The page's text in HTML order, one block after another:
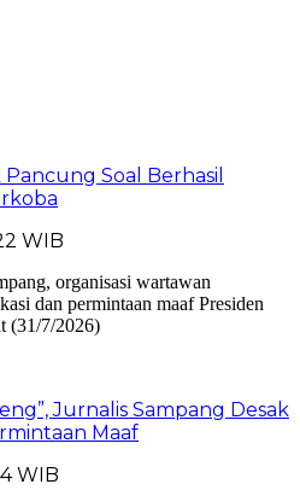
Soal Berhasil
WIB
Jurnalis Sampang Desak
Maaf
WIB